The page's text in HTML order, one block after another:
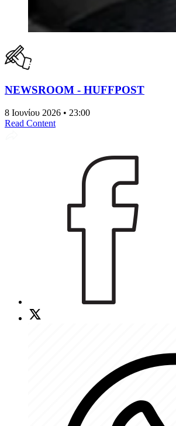
NEWSROOM - HUFFPOST
8 Ιουνίου 2026 • 23:00
Read Content